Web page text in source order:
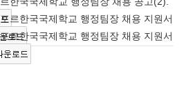
르한국국제학교 행정팀장 채용 지원서
르한국국제학교 행정팀장 채용 지원서